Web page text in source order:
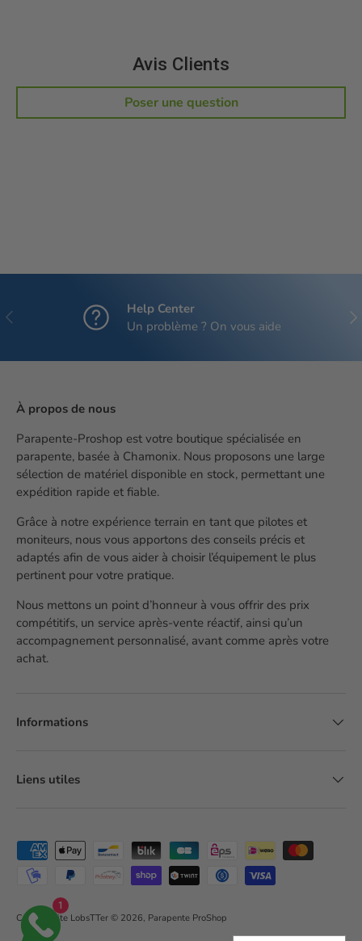
1
Avis Clients
Poser une question
Précédent
Help Center
Un problème ? On vous aide
À propos de nous
Parapente-Proshop est votre boutique spécialisée en
parapente, basée à Chamonix. Nous proposons une large
sélection de matériel disponible en stock, permettant une
expédition rapide et fiable.
Grâce à notre expérience terrain en tant que pilotes et
moniteurs, nous vous apportons des conseils précis et
adaptés afin de vous aider à choisir l’équipement le plus
pertinent pour votre pratique.
Nous mettons un point d’honneur à vous offrir des prix
compétitifs, un service après-vente réactif, ainsi qu’un
accompagnement personnalisé, avant comme après votre
achat.
Informations
Liens utiles
Moyens de paiement acceptés
Création site LobsTTer © 2026, Parapente ProShop